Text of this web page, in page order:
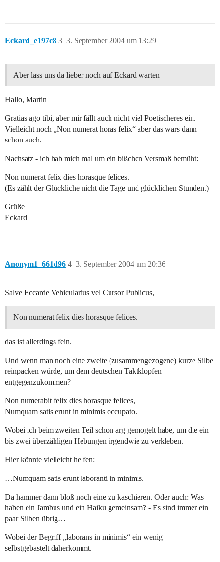
Eckard_e197c8 3. September 2004 um 13:29
3
Aber lass uns da lieber noch auf Eckard warten
Hallo, Martin
Gratias ago tibi, aber mir fällt auch nicht viel Poetischeres ein.
Vielleicht noch „Non numerat horas felix“ aber das wars dann
schon auch.
Nachsatz - ich hab mich mal um ein bißchen Versmaß bemüht:
Non numerat felix dies horasque felices.
(Es zählt der Glückliche nicht die Tage und glücklichen Stunden.)
Grüße
Eckard
Anonym1_661d96 3. September 2004 um 20:36
4
Salve Eccarde Vehicularius vel Cursor Publicus,
Non numerat felix dies horasque felices.
das ist allerdings fein.
Und wenn man noch eine zweite (zusammengezogene) kurze Silbe
reinpacken würde, um dem deutschen Taktklopfen
entgegenzukommen?
Non numerabit felix dies horasque felices,
Numquam satis erunt in minimis occupato.
Wobei ich beim zweiten Teil schon arg gemogelt habe, um die ein
bis zwei überzähligen Hebungen irgendwie zu verkleben.
Hier könnte vielleicht helfen:
…Numquam satis erunt laboranti in minimis.
Da hammer dann bloß noch eine zu kaschieren. Oder auch: Was
haben ein Jambus und ein Haiku gemeinsam? - Es sind immer ein
paar Silben übrig…
Wobei der Begriff „laborans in minimis“ ein wenig
selbstgebastelt daherkommt.